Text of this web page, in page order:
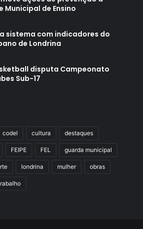
Municipal de Ensino
sistema com indicadores do
de Londrina
disputa Campeonato
Sub-17
codel cultura destaques
FEIPE FEL guarda municipal
londrina mulher obras